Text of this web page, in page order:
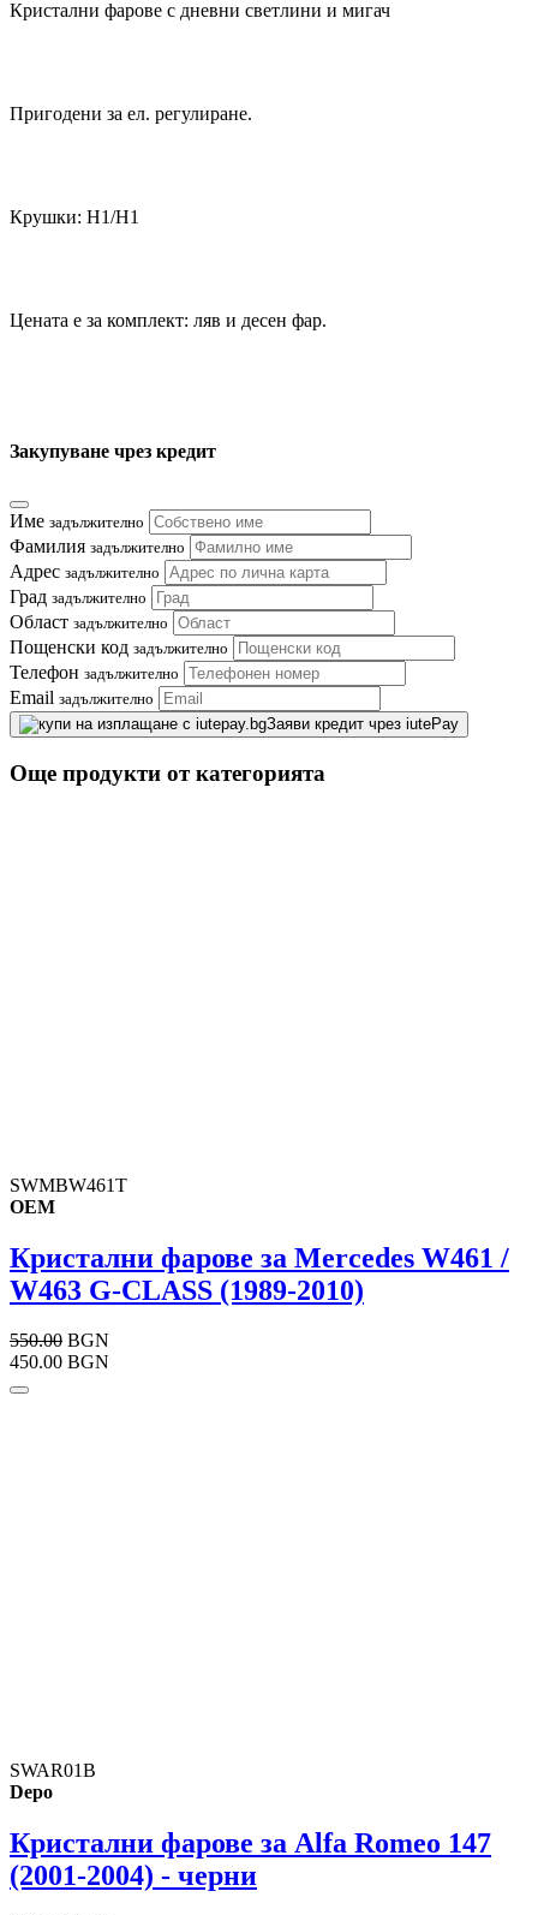
Кристални фарове с дневни светлини и мигач
Пригодени за ел. регулиране.
Крушки: Н1/H1
Цената е за комплект: ляв и десен фар.
Закупуване чрез кредит
Име задължително
Фамилия задължително
Адрес задължително
Град задължително
Област задължително
Пощенски код задължително
Телефон задължително
Email задължително
Заяви кредит чрез iutePay
Още продукти от категорията
SWMBW461T
OEM
Кристални фарове за Mercedes W461 /
W463 G-CLASS (1989-2010)
550.00 BGN
450.00 BGN
SWAR01B
Depo
Кристални фарове за Alfa Romeo 147
(2001-2004) - черни